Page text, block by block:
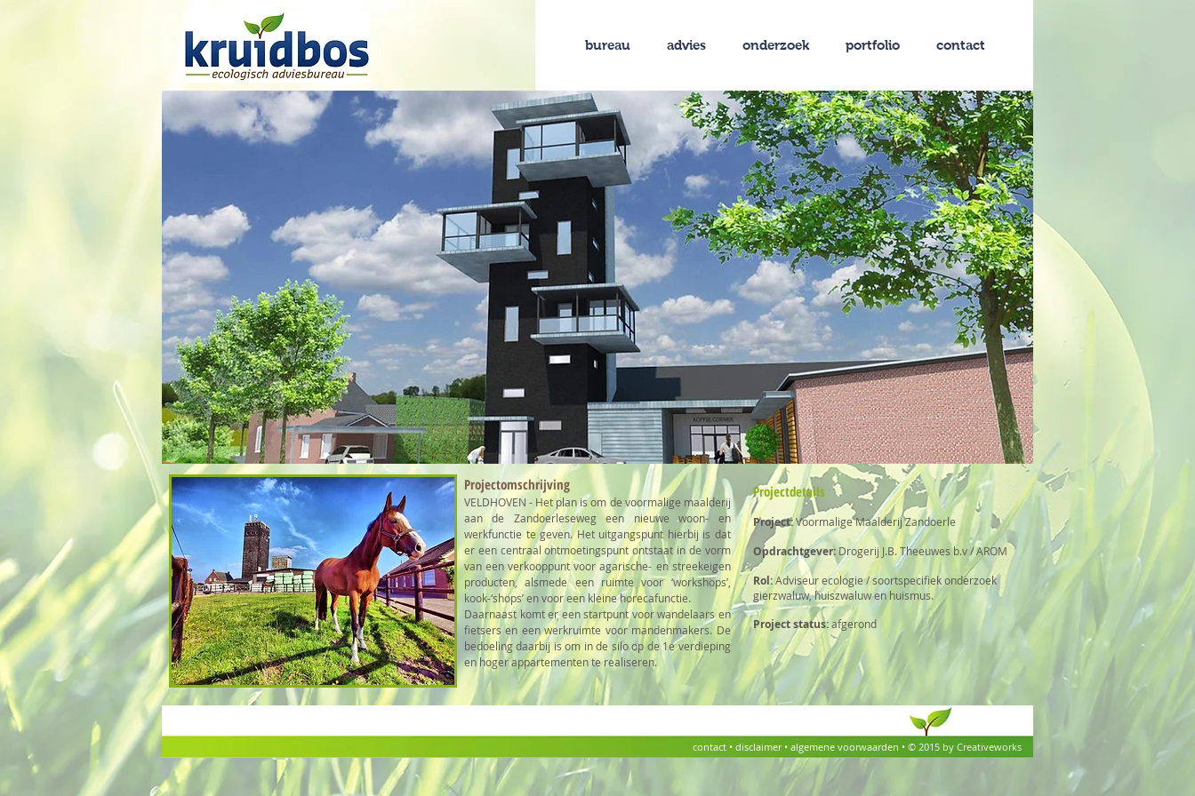
bureau advies onderzoek portfolio contact
Projectomschrijving
VELDHOVEN - Het plan is om de voormalige maalderij
aan de Zandoerleseweg een nieuwe woon- en
werkfunctie te geven. Het uitgangspunt hierbij is dat
er een centraal ontmoetingspunt ontstaat in de vorm
van een verkooppunt voor agarische- en streekeigen
producten, alsmede een ruimte voor ‘workshops’,
kook-‘shops’ en voor een kleine horecafunctie.
Daarnaast komt er een startpunt voor wandelaars en
fietsers en een werkruimte voor mandenmakers. De
bedoeling daarbij is om in de silo op de 1e verdieping
en hoger appartementen te realiseren.
Projectdetails
Project:Voormalige Maalderij Zandoerle
Opdrachtgever:Drogerij J.B. Theeuwes b.v / AROM
Rol:Adviseur ecologie / soortspecifiek onderzoek
gierzwaluw, huiszwaluw en huismus.
Project status:afgerond
contact • disclaimer • algemene voorwaarden • © 2015 by Creativeworks